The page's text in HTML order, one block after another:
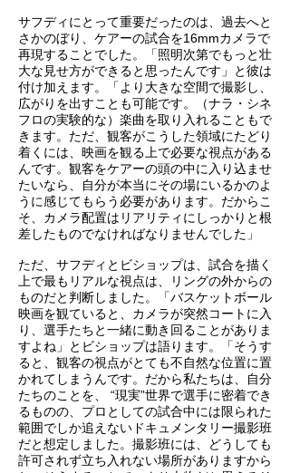
サフディにとって重要だったのは、過去へと
さかのぼり、ケアーの試合を16mmカメラで
再現することでした。「照明次第でもっと壮
大な見せ方ができると思ったんです」と彼は
付け加えます。「より大きな空間で撮影し、
広がりを出すことも可能です。（ナラ・シネ
フロの実験的な）楽曲を取り入れることもで
きます。ただ、観客がこうした領域にたどり
着くには、映画を観る上で必要な視点がある
んです。観客をケアーの頭の中に入り込ませ
たいなら、自分が本当にその場にいるかのよ
うに感じてもらう必要があります。だからこ
そ、カメラ配置はリアリティにしっかりと根
差したものでなければなりませんでした」
ただ、サフディとビショップは、試合を描く
上で最もリアルな視点は、リングの外からの
ものだと判断しました。「バスケットボール
映画を観ていると、カメラが突然コートに入
り、選手たちと一緒に動き回ることがありま
すよね」とビショップは語ります。「そうす
ると、観客の視点がとても不自然な位置に置
かれてしまうんです。だから私たちは、自分
たちのことを、 “現実”世界で選手に密着でき
るものの、プロとしての試合中には限られた
範囲でしか追えないドキュメンタリー撮影班
だと想定しました。撮影班には、どうしても
許可されず立ち入れない場所がありますから